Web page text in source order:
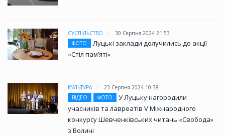
СУСПІЛЬСТВО
30 Серпня 2024 21:53
ФОТО
Луцькі заклади долучились до акції
«Стіл памʼяті»
КУЛЬТУРА
23 Серпня 2024 10:38
ВІДЕО
ФОТО
У Луцьку нагородили
учасників та лавреатів V Міжнародного
конкурсу Шевченківських читань «Свобода»
з Волині